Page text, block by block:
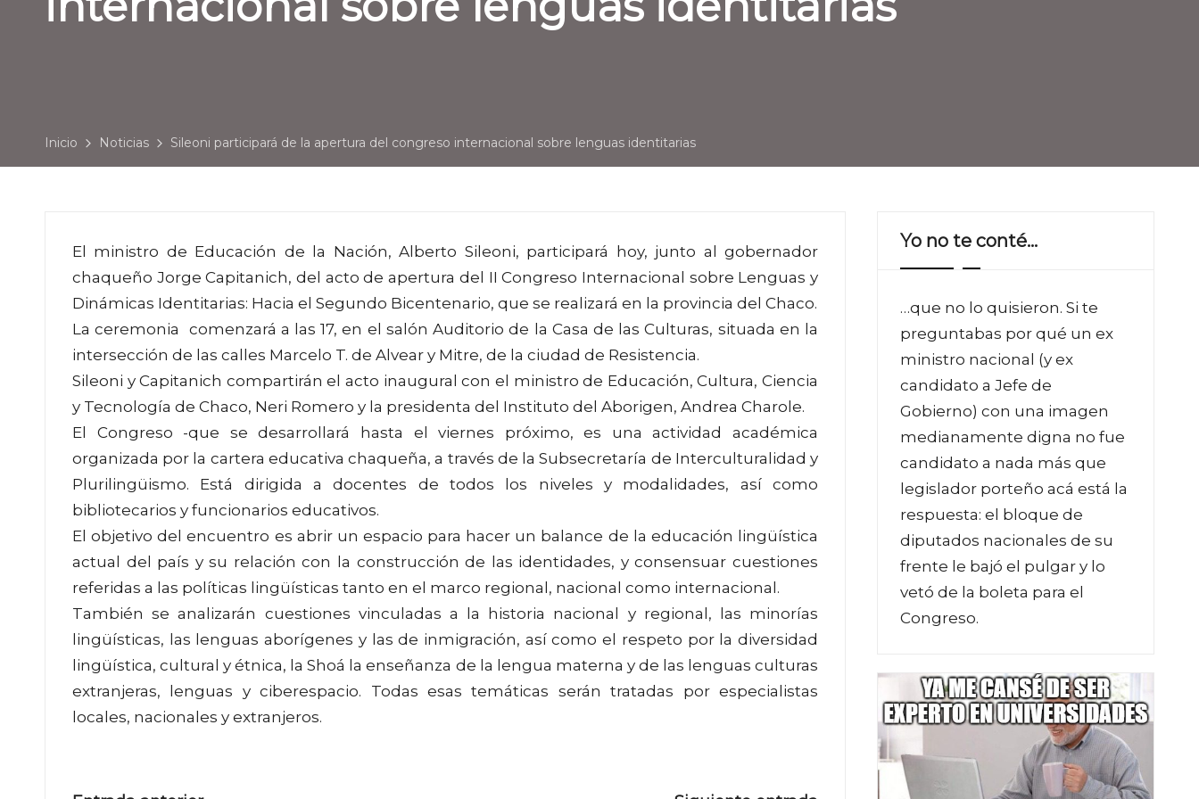
Inicio Noticias Sileoni participará de la apertura del congreso internacional sobre lenguas identitarias
El ministro de Educación de la Nación, Alberto Sileoni, participará hoy, junto al gobernador
chaqueño Jorge Capitanich, del acto de apertura del II Congreso Internacional sobre Lenguas y
Dinámicas Identitarias: Hacia el Segundo Bicentenario, que se realizará en la provincia del Chaco.
La ceremonia comenzará a las 17, en el salón Auditorio de la Casa de las Culturas, situada en la
intersección de las calles Marcelo T. de Alvear y Mitre, de la ciudad de Resistencia.
Sileoni y Capitanich compartirán el acto inaugural con el ministro de Educación, Cultura, Ciencia
y Tecnología de Chaco, Neri Romero y la presidenta del Instituto del Aborigen, Andrea Charole.
El Congreso -que se desarrollará hasta el viernes próximo, es una actividad académica
organizada por la cartera educativa chaqueña, a través de la Subsecretaría de Interculturalidad y
Plurilingüismo. Está dirigida a docentes de todos los niveles y modalidades, así como
bibliotecarios y funcionarios educativos.
El objetivo del encuentro es abrir un espacio para hacer un balance de la educación lingüística
actual del país y su relación con la construcción de las identidades, y consensuar cuestiones
referidas a las políticas lingüísticas tanto en el marco regional, nacional como internacional.
También se analizarán cuestiones vinculadas a la historia nacional y regional, las minorías
lingüísticas, las lenguas aborígenes y las de inmigración, así como el respeto por la diversidad
lingüística, cultural y étnica, la Shoá la enseñanza de la lengua materna y de las lenguas culturas
extranjeras, lenguas y ciberespacio. Todas esas temáticas serán tratadas por especialistas
locales, nacionales y extranjeros.
Yo no te conté…
…que no lo quisieron. Si te
preguntabas por qué un ex
ministro nacional (y ex
candidato a Jefe de
Gobierno) con una imagen
medianamente digna no fue
candidato a nada más que
legislador porteño acá está la
respuesta: el bloque de
diputados nacionales de su
frente le bajó el pulgar y lo
vetó de la boleta para el
Congreso.